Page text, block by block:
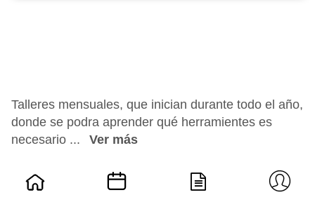
Talleres mensuales, que inician durante todo el año,
donde se podra aprender qué herramientes es
necesario ...
Ver más